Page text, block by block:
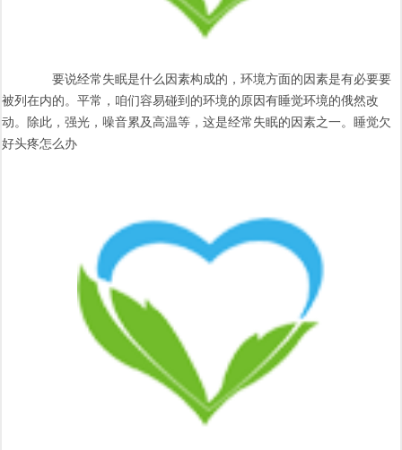
要说经常失眠是什么因素构成的，环境方面的因素是有必要要
被列在内的。平常，咱们容易碰到的环境的原因有睡觉环境的俄然改
动。除此，强光，噪音累及高温等，这是经常失眠的因素之一。睡觉欠
好头疼怎么办